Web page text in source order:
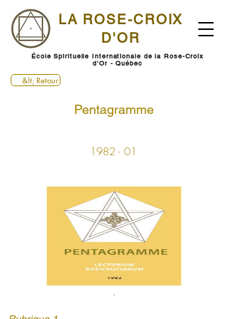
LA ROSE-CROIX
D'OR
École Spirituelle Internationale de la Rose-Croix
d'Or - Québec
&lt; Retour
Pentagramme
1982 - 01